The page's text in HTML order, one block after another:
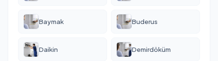
Baymak Buderus
Daikin Demirdöküm